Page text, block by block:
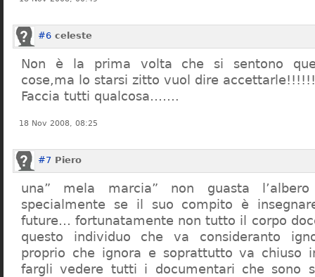
#6 celeste
Non è la prima volta che si sentono
cose,ma lo starsi zitto vuol dire accettarle!!!!!!
Faccia tutti qualcosa…….
18 Nov 2008, 08:25
#7 Piero
una” mela marcia” non guasta
specialmente se il suo compito è
future… fortunatamente non tutto il corpo
questo individuo che va consideranto
proprio che ignora e soprattutto va chiuso
fargli vedere tutti i documentari che sono